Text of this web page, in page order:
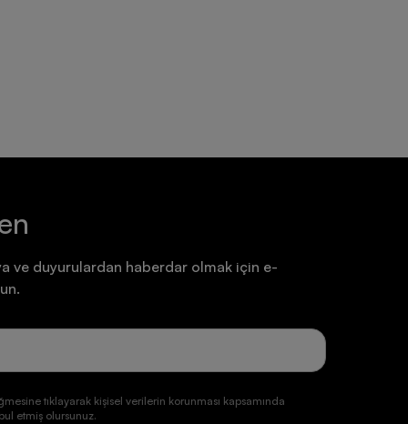
ve duyurulardan haberdar olmak için e-
tıklayarak kişisel verilerin korunması kapsamında
etmiş olursunuz.